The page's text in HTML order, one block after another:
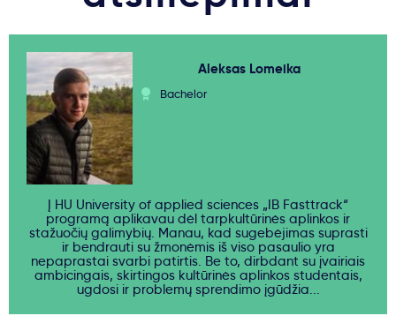
Aleksas Lomeika
Bachelor
Į HU University of applied sciences „IB Fasttrack“
programą aplikavau dėl tarpkultūrinės aplinkos ir
stažuočių galimybių. Manau, kad sugebėjimas suprasti
ir bendrauti su žmonėmis iš viso pasaulio yra
nepaprastai svarbi patirtis. Be to, dirbdant su įvairiais
ambicingais, skirtingos kultūrinės aplinkos studentais,
ugdosi ir problemų sprendimo įgūdžia...